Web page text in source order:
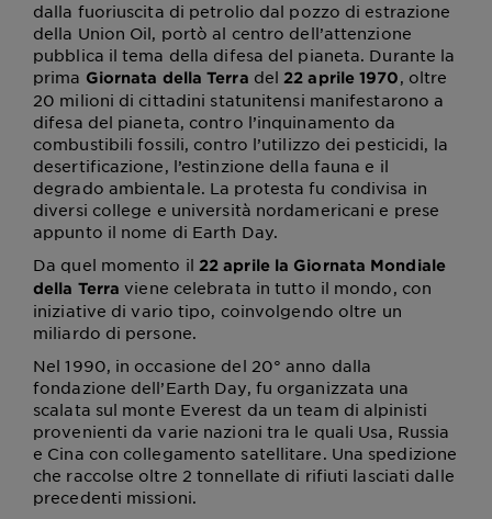
dalla fuoriuscita di petrolio dal pozzo di estrazione
della Union Oil, portò al centro dell’attenzione
pubblica il tema della difesa del pianeta. Durante la
prima Giornata della Terra del22 aprile 1970, oltre
20 milioni di cittadini statunitensi manifestarono a
difesa del pianeta, contro l’inquinamento da
combustibili fossili, contro l’utilizzo dei pesticidi, la
desertificazione, l’estinzione della fauna e il
degrado ambientale. La protesta fu condivisa in
diversi college e università nordamericani e prese
appunto il nome di Earth Day.
Da quel momento il 22 aprile la Giornata Mondiale
della Terra viene celebrata in tutto il mondo, con
iniziative di vario tipo, coinvolgendo oltre un
miliardo di persone.
Nel 1990, in occasione del 20° anno dalla
fondazione dell’Earth Day, fu organizzata una
scalata sul monte Everest da un team di alpinisti
provenienti da varie nazioni tra le quali Usa, Russia
e Cina con collegamento satellitare. Una spedizione
che raccolse oltre 2 tonnellate di rifiuti lasciati dalle
precedenti missioni.